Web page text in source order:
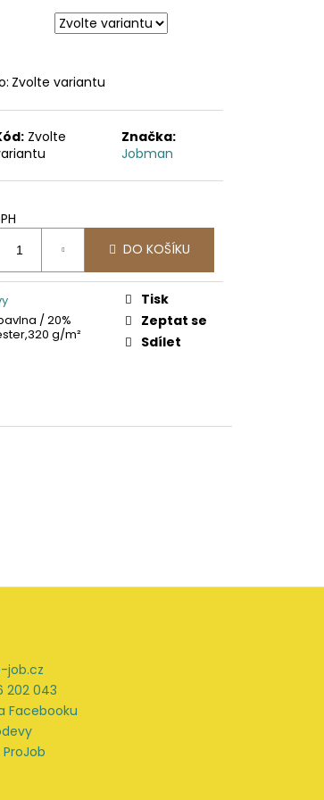
Zvolte variantu
Zvolte
Značka:
Jobman
DO KOŠÍKU
/ 20%
g/m²
Tisk
Zeptat se
Sdílet
job.cz
202 043
Facebooku